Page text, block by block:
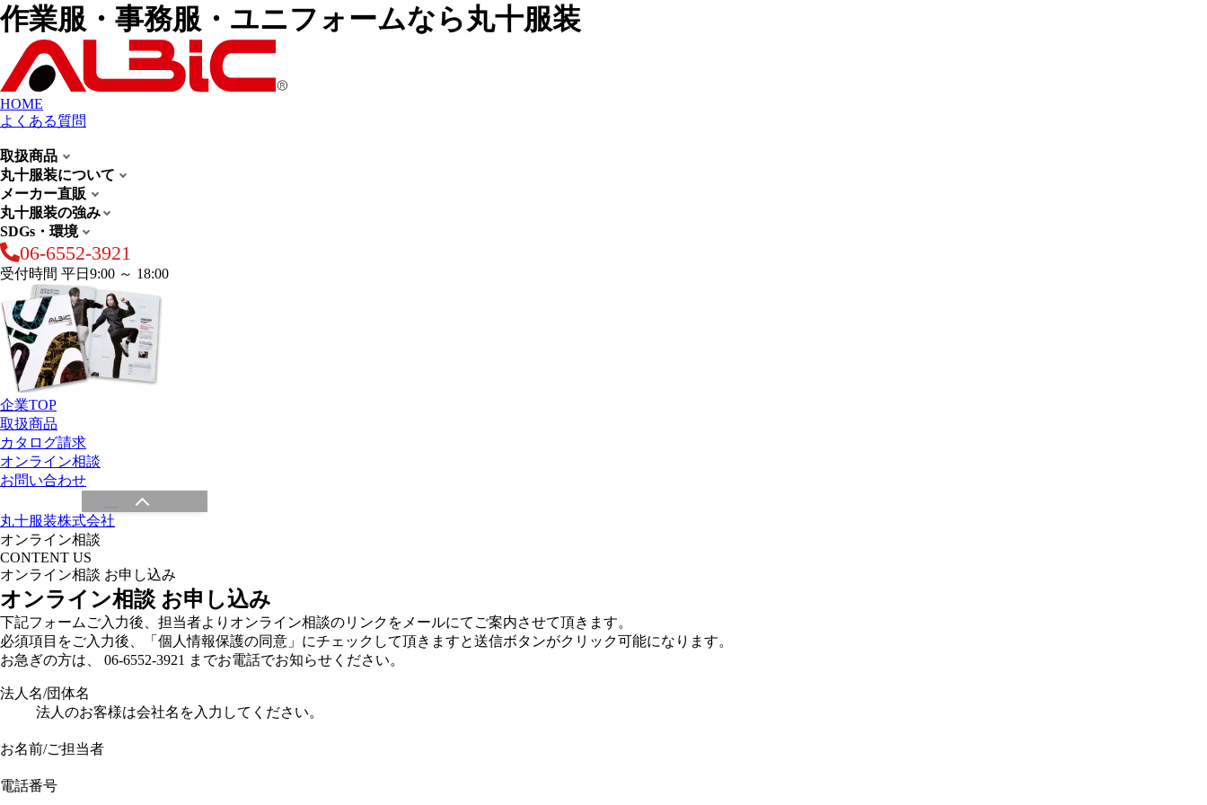
作業服・事務服・ユニフォームなら丸十服装
HOME
よくある質問
取扱商品
丸十服装について
メーカー直販
丸十服装の強み
SDGs・環境
06-6552-3921
受付時間 平日9:00 ～ 18:00
企業TOP
取扱商品
カタログ請求
オンライン相談
お問い合わせ
丸十服装株式会社
オンライン相談
CONTENT US
オンライン相談 お申し込み
オンライン相談 お申し込み
下記フォームご入力後、担当者よりオンライン相談のリンクをメールにてご案内させて頂きます。
必須項目をご入力後、「個人情報保護の同意」にチェックして頂きますと送信ボタンがクリック可能になります。
お急ぎの方は、 06-6552-3921 までお電話でお知らせください。
法人名/団体名
法人のお客様は会社名を入力してください。
お名前/ご担当者
電話番号